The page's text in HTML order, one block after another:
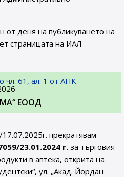
от деня на публикуването на
страницата на ИАЛ -
чл. 61, ал. 1 от АПК
ЕООД
прекратявам
/23.01.2024 г. за търговия
в аптека, открита на
ул. „Акад. Йордан